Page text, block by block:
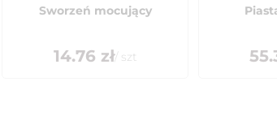
Sworzeń mocujący
14.76 zł/ szt